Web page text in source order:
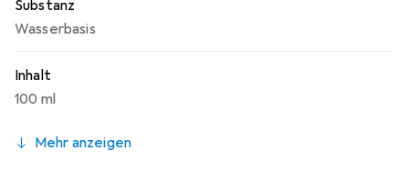
Substanz
Wasserbasis
Inhalt
100 ml
Mehr anzeigen